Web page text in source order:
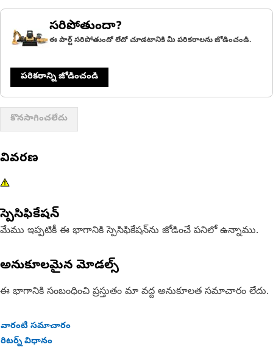
సరిపోతుందా?
ఈ పార్ట్ సరిపోతుందో లేదో చూడటానికి మీ పరికరాలను జోడించండి.
పరికరాన్ని జోడించండి
కొనసాగించలేదు
వివరణ
స్పెసిఫికేషన్
మేము ఇప్పటికీ ఈ భాగానికి స్పెసిఫికేషన్‌ను జోడించే పనిలో ఉన్నాము.
అనుకూలమైన మోడల్స్
ఈ భాగానికి సంబంధించి ప్రస్తుతం మా వద్ద అనుకూలత సమాచారం లేదు.
వారంటీ సమాచారం
రిటర్న్ విధానం